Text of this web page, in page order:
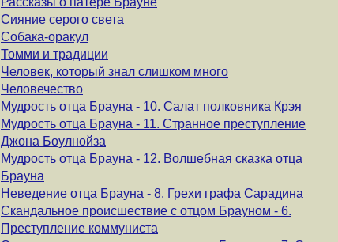
Сияние серого света
Собака-оракул
Томми и традиции
Человек, который знал слишком много
Человечество
Мудрость отца Брауна - 10. Салат полковника Крэя
Мудрость отца Брауна - 11. Странное преступление
Джона Боулнойза
Мудрость отца Брауна - 12. Волшебная сказка отца
Брауна
Неведение отца Брауна - 8. Грехи графа Сарадина
Скандальное происшествие с отцом Брауном - 6.
Преступление коммуниста